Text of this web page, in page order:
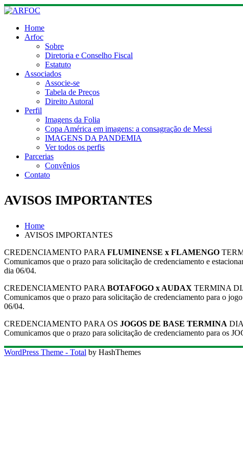
Skip
to
contentHome
Arfoc
Sobre
Diretoria e Conselho Fiscal
Estatuto
Associados
Associe-se
Tabela de Preços
Direito Autoral
Perfil
Imagens da Folia
Copa América em imagens: a consagração de Messi
IMAGENS DA PANDEMIA
Ver todos os perfis
Parcerias
Convênios
Contato
AVISOS IMPORTANTES
Home
AVISOS IMPORTANTES
CREDENCIAMENTO PARA FLUMINENSE x FLAMENGO
Comunicamos que o prazo para solicitação de credenciamento e
dia 06/04.
CREDENCIAMENTO PARA BOTAFOGO x AUDAX TERMINA
Comunicamos que o prazo para solicitação de credenciamento para o
06/04.
CREDENCIAMENTO PARA OS JOGOS DE BASE TERMINA
Comunicamos que o prazo para solicitação de credenciamento para os
WordPress Theme - Total by HashThemes